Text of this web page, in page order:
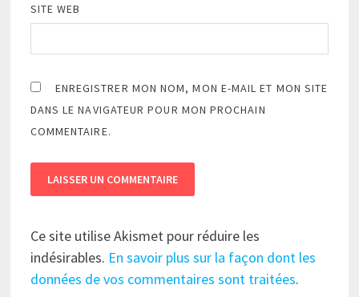
SITE WEB
ENREGISTRER MON NOM, MON E-MAIL ET MON SITE
DANS LE NAVIGATEUR POUR MON PROCHAIN
COMMENTAIRE.
Ce site utilise Akismet pour réduire les
indésirables. En savoir plus sur la façon dont les
données de vos commentaires sont traitées.